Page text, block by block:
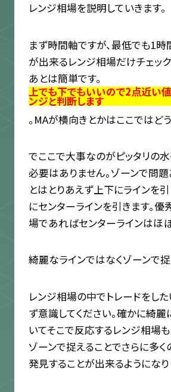
レンジ相場を説明していきます。
まず時間軸ですが、最低でも1
が出来るレンジ相場だけチェック
あとは簡単です。
上でも下でもいいので2点近い
ンジと判断します
。MAが横向きとかはここではど
でここで大事なのがピッタリの
必要はありません。ゾーンで問題
とはとりあえず上下にラインを
にセンターラインを引きます。優
場であればセンターラインはほ
綺麗なラインではなくゾーンで
レンジ相場の中でトレードをし
ず意識してください。確かに綺麗
いてそこで反応するレンジ相場も
ゾーンで捉えることでさらに多
発見することが出来るようになり